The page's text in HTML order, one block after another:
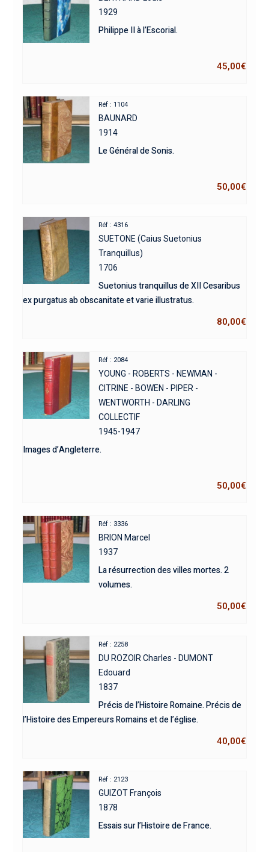
1929
Philippe II à l’Escorial.
45,00€
Réf : 1104
BAUNARD
1914
Le Général de Sonis.
50,00€
Réf : 4316
SUETONE (Caius Suetonius
Tranquillus)
1706
Suetonius tranquillus de XII Cesaribus
ex purgatus ab obscanitate et varie illustratus.
80,00€
Réf : 2084
YOUNG - ROBERTS - NEWMAN -
CITRINE - BOWEN - PIPER -
WENTWORTH - DARLING
COLLECTIF
1945-1947
Images d’Angleterre.
50,00€
Réf : 3336
BRION Marcel
1937
La résurrection des villes mortes. 2
volumes.
50,00€
Réf : 2258
DU ROZOIR Charles - DUMONT
Edouard
1837
Précis de l’Histoire Romaine. Précis de
l’Histoire des Empereurs Romains et de l’église.
40,00€
Réf : 2123
GUIZOT François
1878
Essais sur l’Histoire de France.